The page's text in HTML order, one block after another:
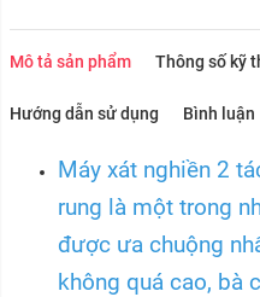
Mô tả sản phẩm Thông số kỹ
Hướng dẫn sử dụng Bình luận
Máy xát nghiền 2
rung là một trong
được ưa chuộng
không quá cao, bà